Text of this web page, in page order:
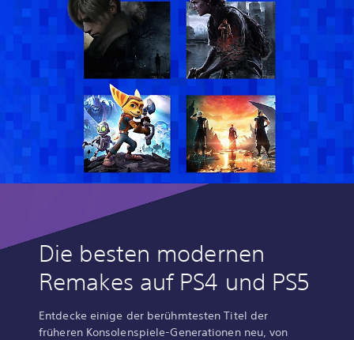
Die besten modernen
Remakes auf PS4 und PS5
Entdecke einige der berühmtesten Titel der
früheren Konsolenspiele-Generationen neu, von